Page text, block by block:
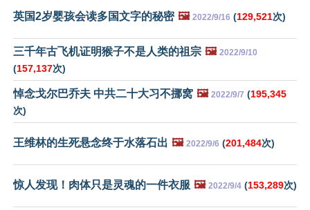
英国2岁婴孩会读多国文字的秘密 🖼️ 2022/9/16 (129,521次)
三千年古飞机证明猴子不是人类的祖宗 🖼️ 2022/9/10
(157,137次)
悼念戈尔巴乔夫 中共二十大习不挪窝 🖼️ 2022/9/7 (195,345
次)
王维林的生死悬念终于水落石出 🖼️ 2022/9/6 (201,484次)
惊人发现！肉体只是灵魂的一件衣服 🖼️ 2022/9/4 (153,289次)